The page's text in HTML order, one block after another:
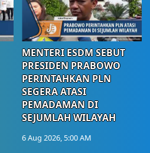
MENTERI ESDM SEBUT
PRESIDEN PRABOWO
PERINTAHKAN PLN
SEGERA ATASI
PEMADAMAN DI
SEJUMLAH WILAYAH
6 Aug 2026, 5:00 AM